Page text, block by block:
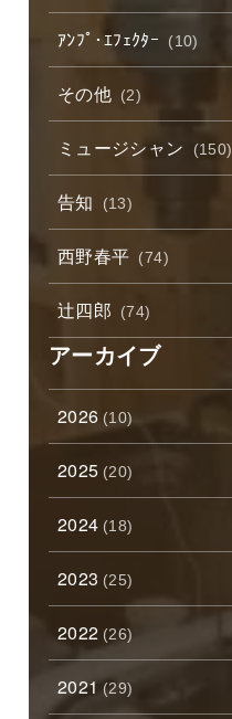
ｱﾝﾌﾟ･ｴﾌｪｸﾀｰ (10)
その他 (2)
ミュージシャン (150)
告知 (13)
西野春平 (74)
辻四郎 (74)
アーカイブ
2026 (10)
2025 (20)
2024 (18)
2023 (25)
2022 (26)
2021 (29)